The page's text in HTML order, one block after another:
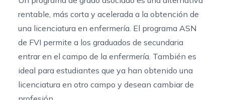
rentable, más corta y acelerada a la obtención de
una licenciatura en enfermería. El programa ASN
de FVI permite a los graduados de secundaria
entrar en el campo de la enfermería. También es
ideal para estudiantes que ya han obtenido una
licenciatura en otro campo y desean cambiar de